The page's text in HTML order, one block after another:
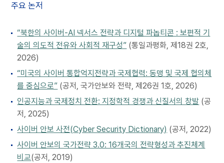
주요 논저
“북한의 사이버-AI 넥서스 전략과 디지털 파놉티콘 : 보편적 기
술의 의도적 전유와 사회적 재구성” (통일과평화, 제18권 2호,
2026)
“미국의 사이버 통합억지전략과 국제협력: 동맹 및 국제 협의체
를 중심으로” (공저, 국가안보와 전략, 제26권 1호, 2026)
인공지능과 국제정치 전환: 지정학적 경쟁과 신질서의 창발 (공
저, 2025)
사이버 안보 사전(Cyber Security Dictionary) (공저, 2022)
사이버 안보의 국가전략 3.0: 16개국의 전략형성과 추진체계
비교(공저, 2019)